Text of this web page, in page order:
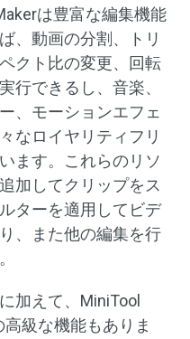
は豊富な編集機能
、動画の分割、トリ
クト比の変更、回転
行できるし、音楽、
、モーションエフェ
なロイヤリティフリ
ます。これらのリソ
加してクリップをス
ターを適用してビデ
、また他の編集を行
加えて、MiniTool
級な機能もありま